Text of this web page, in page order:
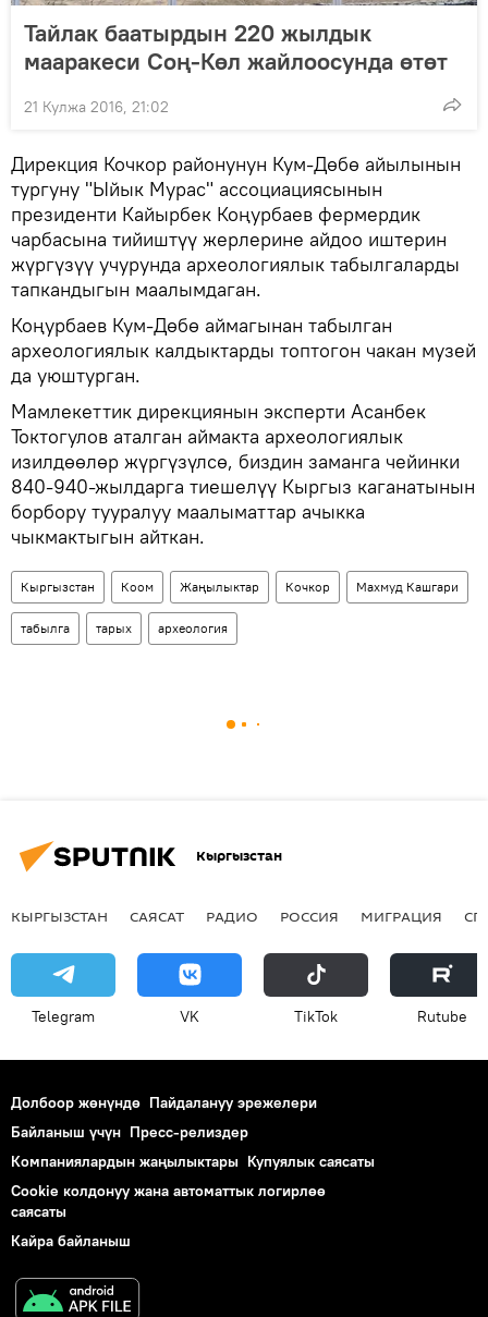
Тайлак баатырдын 220 жылдык
мааракеси Соң-Көл жайлоосунда өтөт
21 Кулжа 2016, 21:02
Дирекция Кочкор районунун Кум-Дөбө айылынын
тургуну "Ыйык Мурас" ассоциациясынын
президенти Кайырбек Коңурбаев фермердик
чарбасына тийиштүү жерлерине айдоо иштерин
жүргүзүү учурунда археологиялык табылгаларды
тапкандыгын маалымдаган.
Коңурбаев Кум-Дөбө аймагынан табылган
археологиялык калдыктарды топтогон чакан музей
да уюштурган.
Мамлекеттик дирекциянын эксперти Асанбек
Токтогулов аталган аймакта археологиялык
изилдөөлөр жүргүзүлсө, биздин заманга чейинки
840-940-жылдарга тиешелүү Кыргыз каганатынын
борбору тууралуу маалыматтар ачыкка
чыкмактыгын айткан.
Кыргызстан Коом Жаңылыктар Кочкор Махмуд Кашгари
табылга тарых археология
Кыргызстан
КЫРГЫЗСТАН САЯСАТ РАДИО РОССИЯ МИГРАЦИЯ
Telegram VK ТikТоk Rutube
Долбоор жөнүндө Пайдалануу эрежелери
Байланыш үчүн Пресс-релиздер
Компаниялардын жаңылыктары Купуялык саясаты
Cookie колдонуу жана автоматтык логирлөө
саясаты
Кайра байланыш